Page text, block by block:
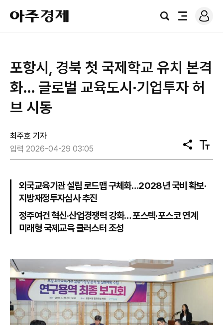
아
주
경
검
전
로
그
포항시, 경북 첫 국제학교 유치 본격
화… 글로벌 교육도시·기업투자 허
브 시동
최주호 기자
입력 2026-04-29 03:05
공
유
텍
스
외국교육기관 설립 로드맵 구체화…2028년 국비 확보·
지방재정투자심사 추진
정주여건 혁신·산업경쟁력 강화… 포스텍·포스코 연계
미래형 국제교육 클러스터 조성